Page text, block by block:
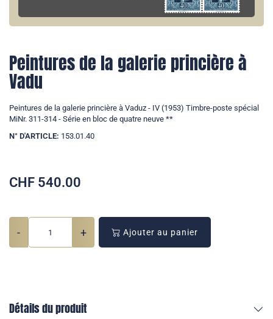
Peintures de la galerie princière à
Vadu
Peintures de la galerie princière à Vaduz - IV (1953) Timbre-poste spécial
MiNr. 311-314 - Série en bloc de quatre neuve **
N° D'ARTICLE: 153.01.40
CHF 540.00
- + Ajouter au panier
Détails du produit